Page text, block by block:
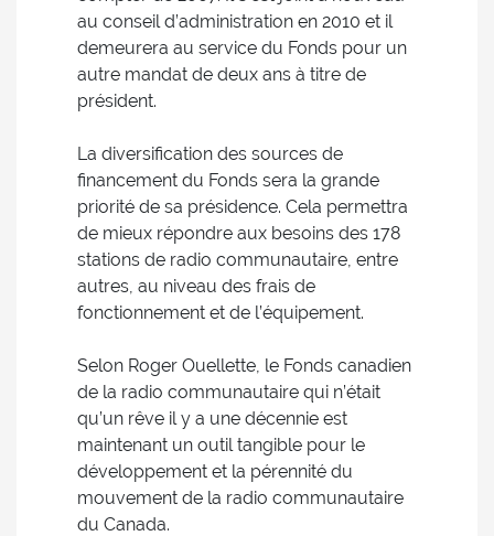
au conseil d’administration en 2010 et il
demeurera au service du Fonds pour un
autre mandat de deux ans à titre de
président.
La diversification des sources de
financement du Fonds sera la grande
priorité de sa présidence. Cela permettra
de mieux répondre aux besoins des 178
stations de radio communautaire, entre
autres, au niveau des frais de
fonctionnement et de l’équipement.
Selon Roger Ouellette, le Fonds canadien
de la radio communautaire qui n’était
qu’un rêve il y a une décennie est
maintenant un outil tangible pour le
développement et la pérennité du
mouvement de la radio communautaire
du Canada.